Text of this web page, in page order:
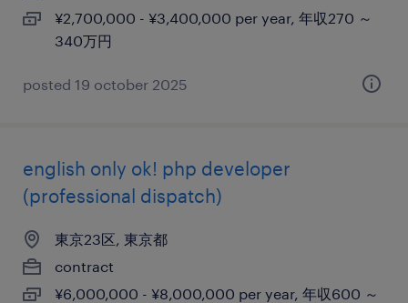
¥2,700,000 - ¥3,400,000 per year, 年収270 ～
340万円
posted 19 october 2025
english only ok! php developer
(professional dispatch)
東京23区, 東京都
contract
¥6,000,000 - ¥8,000,000 per year, 年収600 ～